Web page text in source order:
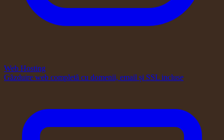
Web Hosting
Găzduire web completă cu domenii, email și SSL incluse